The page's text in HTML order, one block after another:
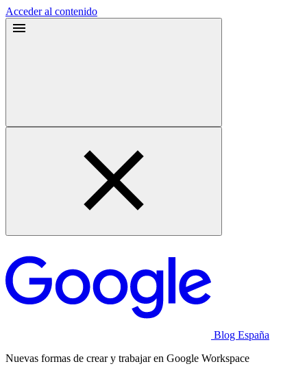
Acceder al contenido
Blog España
Nuevas formas de crear y trabajar en Google Workspace